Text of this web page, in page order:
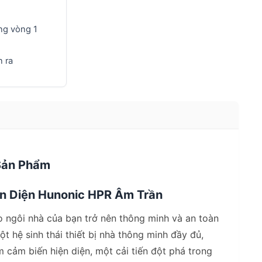
vòng 1
ra
Phẩm
Diện Hunonic HPR Âm Trần
nhà của bạn trở nên thông minh và an toàn
hệ sinh thái thiết bị nhà thông minh đầy đủ,
cảm biến hiện diện, một cải tiến đột phá trong